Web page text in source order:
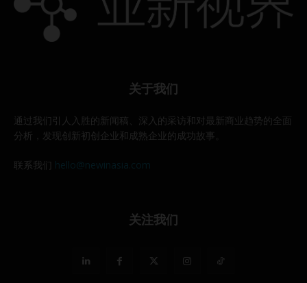
关于我们
通过我们引人入胜的新闻稿、深入的采访和对最新商业趋势的全面
分析，发现创新初创企业和成熟企业的成功故事。
联系我们 hello@newinasia.com
关注我们